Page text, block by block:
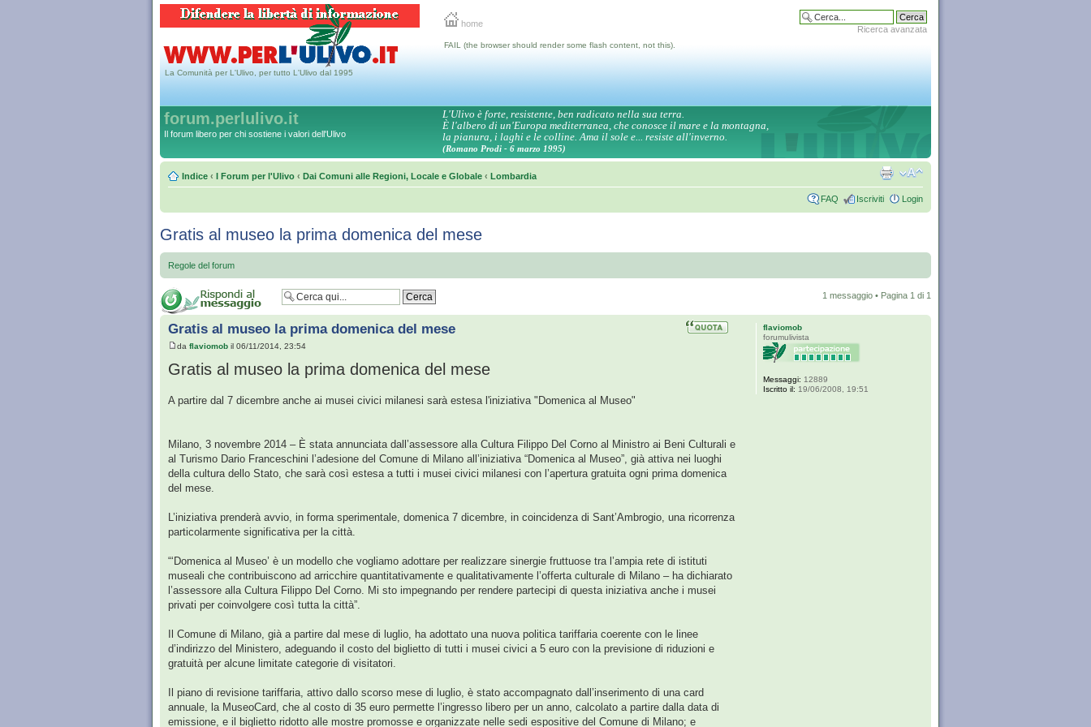
home
Ricerca avanzata
La Comunità per L'Ulivo, per tutto L'Ulivo dal 1995
FAIL (the browser should render some flash content, not this).
forum.perlulivo.it
Il forum libero per chi sostiene i valori dell'Ulivo
L'Ulivo è forte, resistente, ben radicato nella sua terra.
È l'albero di un'Europa mediterranea, che conosce il mare e la montagna,
la pianura, i laghi e le colline. Ama il sole e... resiste all'inverno.
(Romano Prodi - 6 marzo 1995)
Indice ‹ I Forum per l'Ulivo ‹ Dai Comuni alle Regioni, Locale e Globale ‹ Lombardia
FAQ Iscriviti Login
Gratis al museo la prima domenica del mese
Regole del forum
1 messaggio • Pagina 1 di 1
Gratis al museo la prima domenica del mese
da flaviomob il 06/11/2014, 23:54
Gratis al museo la prima domenica del mese
A partire dal 7 dicembre anche ai musei civici milanesi sarà estesa l'iniziativa "Domenica al Museo"
Milano, 3 novembre 2014 – È stata annunciata dall’assessore alla Cultura Filippo Del Corno al Ministro ai Beni Culturali e
al Turismo Dario Franceschini l’adesione del Comune di Milano all’iniziativa “Domenica al Museo”, già attiva nei luoghi
della cultura dello Stato, che sarà così estesa a tutti i musei civici milanesi con l’apertura gratuita ogni prima domenica
del mese.
L’iniziativa prenderà avvio, in forma sperimentale, domenica 7 dicembre, in coincidenza di Sant’Ambrogio, una ricorrenza
particolarmente significativa per la città.
“‘Domenica al Museo’ è un modello che vogliamo adottare per realizzare sinergie fruttuose tra l’ampia rete di istituti
museali che contribuiscono ad arricchire quantitativamente e qualitativamente l’offerta culturale di Milano – ha dichiarato
l’assessore alla Cultura Filippo Del Corno. Mi sto impegnando per rendere partecipi di questa iniziativa anche i musei
privati per coinvolgere così tutta la città”.
Il Comune di Milano, già a partire dal mese di luglio, ha adottato una nuova politica tariffaria coerente con le linee
d’indirizzo del Ministero, adeguando il costo del biglietto di tutti i musei civici a 5 euro con la previsione di riduzioni e
gratuità per alcune limitate categorie di visitatori.
Il piano di revisione tariffaria, attivo dallo scorso mese di luglio, è stato accompagnato dall’inserimento di una card
annuale, la MuseoCard, che al costo di 35 euro permette l’ingresso libero per un anno, calcolato a partire dalla data di
emissione, e il biglietto ridotto alle mostre promosse e organizzate nelle sedi espositive del Comune di Milano; e
flaviomob
forumulivista
Messaggi: 12889
Iscritto il: 19/06/2008, 19:51